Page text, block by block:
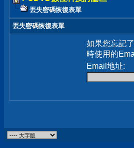
丟失密碼恢復表單
丟失密碼恢復表單
如果您忘記
時使用的
Email地址: